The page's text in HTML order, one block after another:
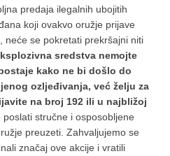
predaja ilegalnih ubojitih
koji ovakvo oružje prijave
neće se pokretati prekršajni niti
sredstva nemojte
kako ne bi došlo do
ozljeđivanja, već želju za
na broj 192 ili u najbližoj
poslati stručne i osposobljene
preuzeti. Zahvaljujemo se
značaj ove akcije i vratili